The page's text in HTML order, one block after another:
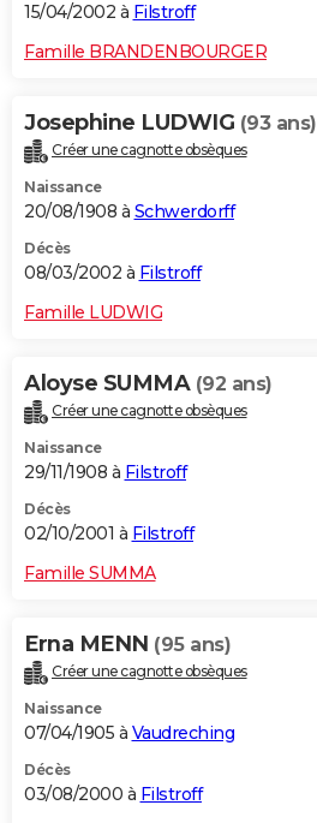
15/04/2002 à Filstroff
Famille BRANDENBOURGER
Josephine LUDWIG (93 ans)
Créer une cagnotte obsèques
Naissance
20/08/1908 à Schwerdorff
Décès
08/03/2002 à Filstroff
Famille LUDWIG
Aloyse SUMMA (92 ans)
Créer une cagnotte obsèques
Naissance
29/11/1908 à Filstroff
Décès
02/10/2001 à Filstroff
Famille SUMMA
Erna MENN (95 ans)
Créer une cagnotte obsèques
Naissance
07/04/1905 à Vaudreching
Décès
03/08/2000 à Filstroff